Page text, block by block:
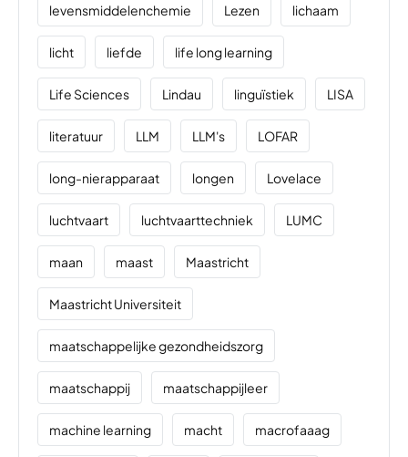
levensmiddelenchemie Lezen lichaam
licht liefde life long learning
Life Sciences Lindau linguïstiek LISA
literatuur LLM LLM's LOFAR
long-nierapparaat longen Lovelace
luchtvaart luchtvaarttechniek LUMC
maan maast Maastricht
Maastricht Universiteit
maatschappelijke gezondheidszorg
maatschappij maatschappijleer
machine learning macht macrofaaag